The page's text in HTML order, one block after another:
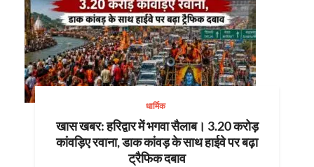
धार्मिक
खास खबर: हरिद्वार में भगवा सैलाब। 3.20 करोड़
कांवड़िए रवाना, डाक कांवड़ के साथ हाईवे पर बढ़ा
ट्रैफिक दबाव